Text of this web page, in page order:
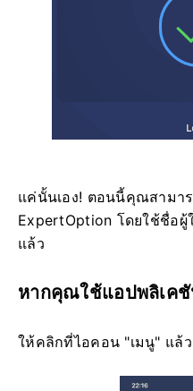
แค่นั้นเอง! ตอนนี้คุณสามา
ExpertOption โดยใช้ชื่อ
แล้ว
หากคุณใช้แอปพลิเค
ให้คลิกที่ไอคอน "เมนู" แล้ว